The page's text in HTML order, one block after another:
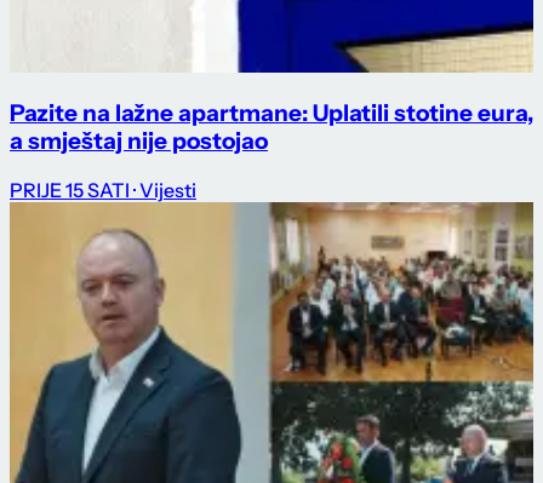
Pazite na lažne apartmane: Uplatili stotine eura,
a smještaj nije postojao
PRIJE 15 SATI · Vijesti